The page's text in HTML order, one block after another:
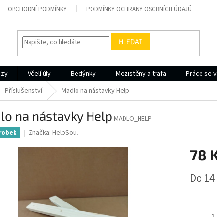
OBCHODNÍ PODMÍNKY PODMÍNKY OCHRANY OSOBNÍCH ÚDAJŮ
HLEDAT
Včelí úly Bedýnky Mezistěny a trafa Práce se
Příslušenství Madlo na nástavky Help
na nástavky Help MADLO_HELP
Značka: HelpSoul
78
cena:
Do